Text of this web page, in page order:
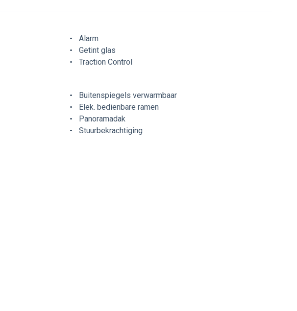
Alarm
Getint glas
Traction Control
Buitenspiegels verwarmbaar
Elek. bedienbare ramen
Panoramadak
Stuurbekrachtiging